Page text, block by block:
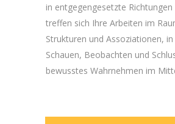
in entgegengesetzte Richtungen
treffen sich Ihre Arbeiten im
Strukturen und Assoziationen,
Schauen, Beobachten und
bewusstes Wahrnehmen im